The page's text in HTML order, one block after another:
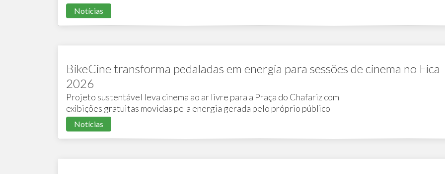
Notícias
BikeCine transforma pedaladas em energia para sessões de cinema no Fica
2026
Projeto sustentável leva cinema ao ar livre para a Praça do Chafariz com
exibições gratuitas movidas pela energia gerada pelo próprio público
Notícias